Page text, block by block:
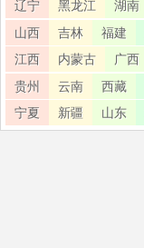
辽宁
黑龙江 湖南
山西
吉林 福建
江西
内蒙古 广西
贵州
云南 西藏
宁夏
新疆 山东